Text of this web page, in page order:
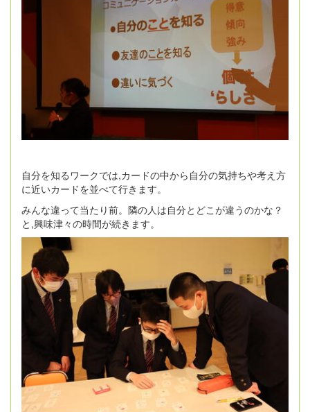
自分を知るワークでは,カードの中から自分の気持ちや考え方
に近いカードを並べて行きます。
みんな違って当たり前。隣の人は自分とどこが違うのかな？
と,興味津々の時間が続きます。